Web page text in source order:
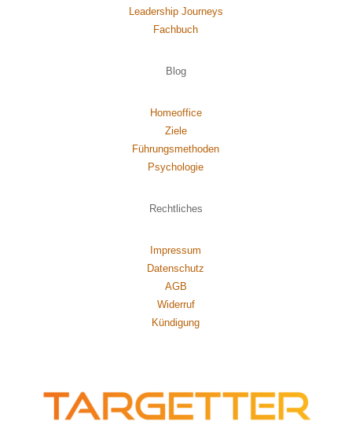
Leadership Journeys
Fachbuch
Blog
Homeoffice
Ziele
Führungsmethoden
Psychologie
Rechtliches
Impressum
Datenschutz
AGB
Widerruf
Kündigung